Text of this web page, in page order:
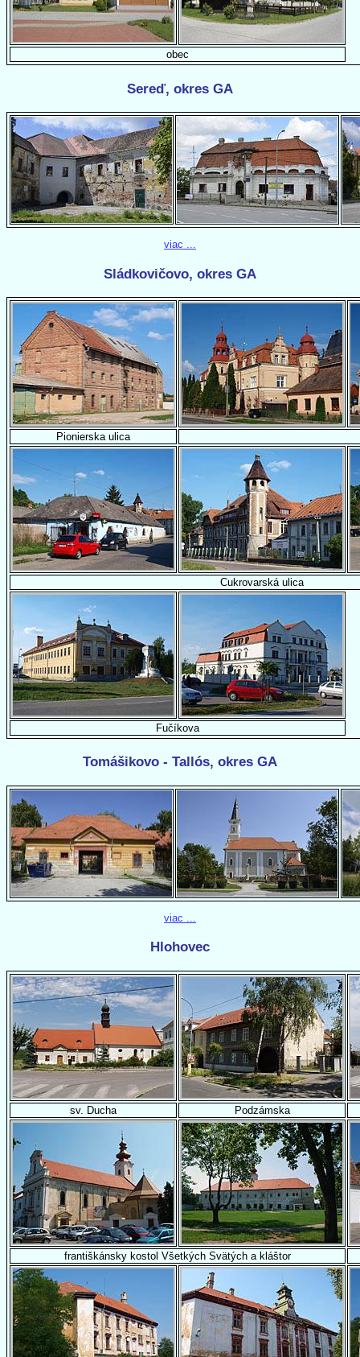
obec
Sereď, okres GA
viac ...
Sládkovičovo, okres GA
Pionierska ulica
Cukrovarská ulica
Fučíkova
Tomášikovo - Tallós, okres GA
viac ...
Hlohovec
sv. Ducha Podzámska
františkánsky kostol Všetkých Svätých a kláštor